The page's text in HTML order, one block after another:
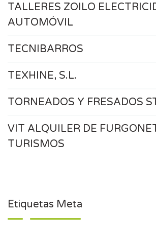
TALLERES ZOILO
AUTOMÓVIL
TECNIBARROS
TEXHINE, S.L.
TORNEADOS Y FRESADOS
VIT ALQUILER DE
TURISMOS
Etiquetas Meta